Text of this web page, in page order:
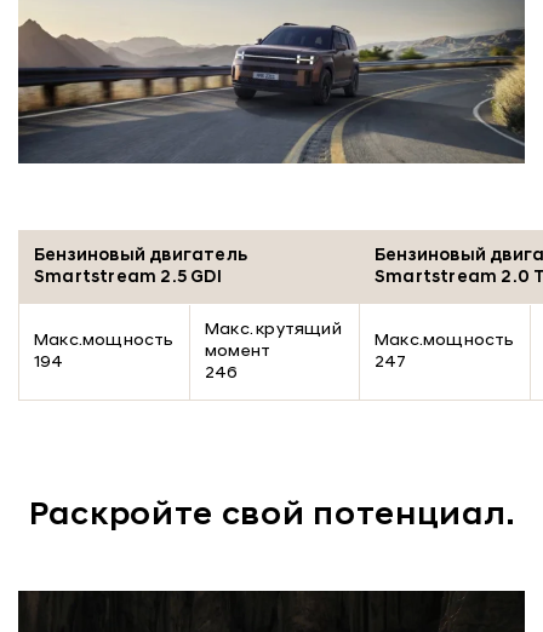
Бензиновый двигатель
Smartstream 2.5 GDI
Бензиновый
Smartstream 2.0
Макс.мощность
194
Макс. крутящий
момент
246
Макс.мощность
247
Раскройте свой потенциал.